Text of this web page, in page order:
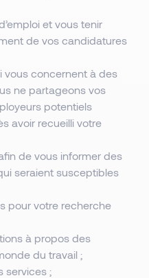
et vous tenir
de vos candidatures
vous concernent à des
ne partageons vos
potentiels
avoir recueilli votre
de vous informer des
seraient susceptibles
pour votre recherche
à propos des
du travail ;
services ;